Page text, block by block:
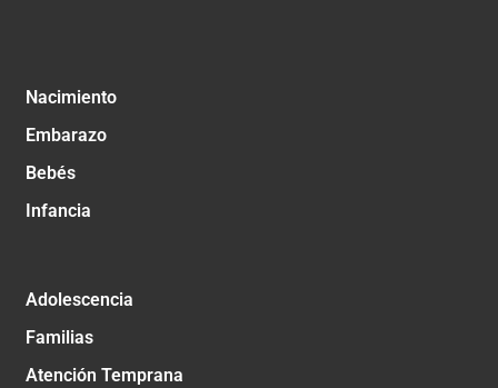
Nacimiento
Embarazo
Bebés
Infancia
Adolescencia
Familias
Atención Temprana